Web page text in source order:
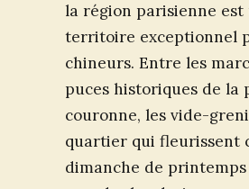
la région parisienne est
territoire exceptionnel
chineurs. Entre les
puces historiques de la
couronne, les vide-
quartier qui fleurissent
dimanche de